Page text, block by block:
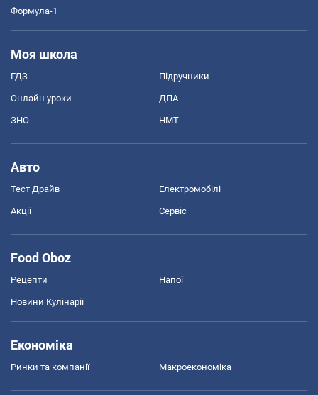
Формула-1
Моя школа
ГДЗ Підручники
Онлайн уроки ДПА
ЗНО НМТ
Авто
Тест Драйв Електромобілі
Акції Сервіс
Food Oboz
Рецепти Напої
Новини Кулінарії
Економіка
Ринки та компанії Макроекономіка